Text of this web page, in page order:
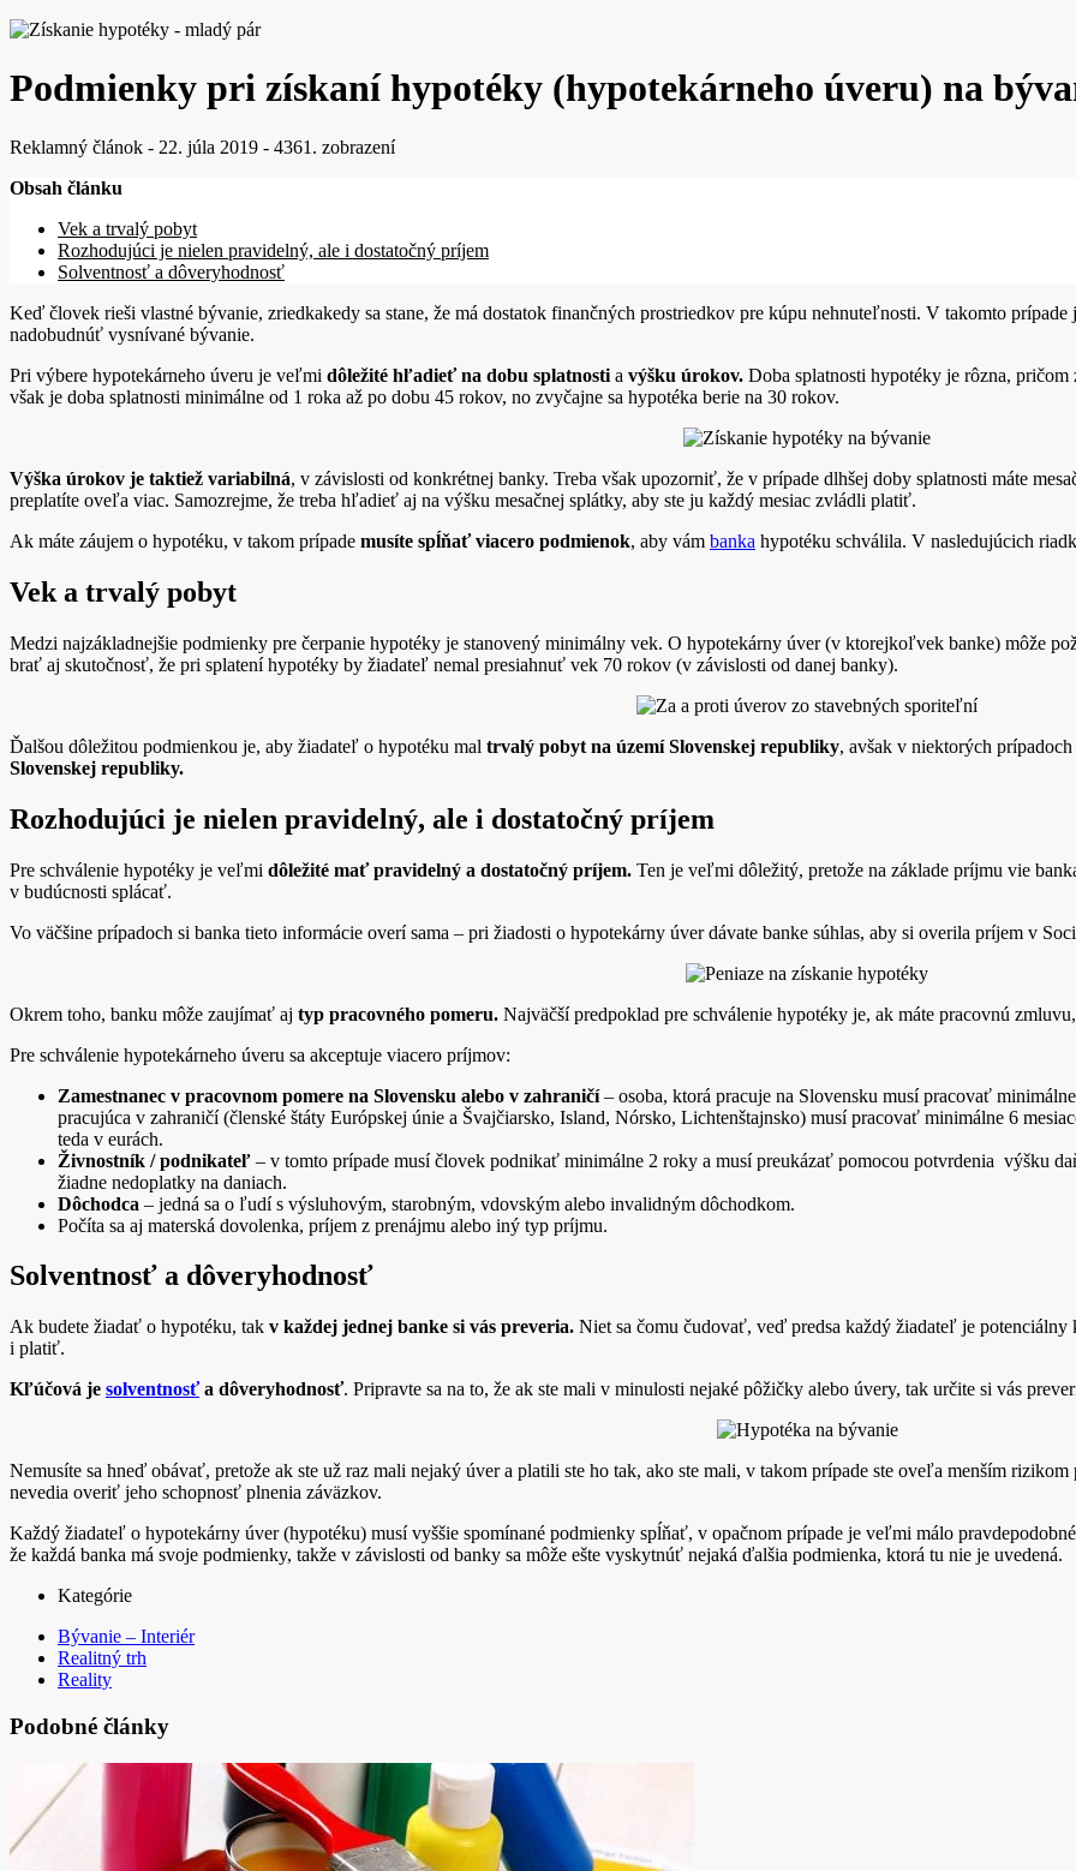
Podmienky pri získaní hypotéky (hypotekárneho úveru) na
Reklamný článok - 22. júla 2019 - 4361. zobrazení
Obsah článku
Vek a trvalý pobyt
Rozhodujúci je nielen pravidelný, ale i dostatočný príjem
Solventnosť a dôveryhodnosť
Keď človek rieši vlastné bývanie, zriedkakedy sa stane, že má dostatok finančných prostriedkov pre kúpu nehnuteľnosti. V takomto
nadobudnúť vysnívané bývanie.
Pri výbere hypotekárneho úveru je veľmi dôležité hľadieť na dobu splatnosti a výšku úrokov. Doba splatnosti hypotéky je rôzna,
však je doba splatnosti minimálne od 1 roka až po dobu 45 rokov, no zvyčajne sa hypotéka berie na 30 rokov.
Výška úrokov je taktiež variabilná, v závislosti od konkrétnej banky. Treba však upozorniť, že v prípade dlhšej doby splatnosti máte
preplatíte oveľa viac. Samozrejme, že treba hľadieť aj na výšku mesačnej splátky, aby ste ju každý mesiac zvládli platiť.
Ak máte záujem o hypotéku, v takom prípade musíte spĺňať viacero podmienok, aby vám banka hypotéku schválila. V nasledujúcich
Vek a trvalý pobyt
Medzi najzákladnejšie podmienky pre čerpanie hypotéky je stanovený minimálny vek. O hypotekárny úver (v ktorejkoľvek banke) môže
brať aj skutočnosť, že pri splatení hypotéky by žiadateľ nemal presiahnuť vek 70 rokov (v závislosti od danej banky).
Ďalšou dôležitou podmienkou je, aby žiadateľ o hypotéku mal trvalý pobyt na území Slovenskej republiky, avšak v niektorých
Slovenskej republiky.
Rozhodujúci je nielen pravidelný, ale i dostatočný príjem
Pre schválenie hypotéky je veľmi dôležité mať pravidelný a dostatočný príjem. Ten je veľmi dôležitý, pretože na základe príjmu vie
v budúcnosti splácať.
Vo väčšine prípadoch si banka tieto informácie overí sama – pri žiadosti o hypotekárny úver dávate banke súhlas, aby si overila príjem v
Okrem toho, banku môže zaujímať aj typ pracovného pomeru. Najväčší predpoklad pre schválenie hypotéky je, ak máte pracovnú
Pre schválenie hypotekárneho úveru sa akceptuje viacero príjmov:
Zamestnanec v pracovnom pomere na Slovensku alebo v zahraničí– osoba, ktorá pracuje na Slovensku musí pracovať
pracujúca v zahraničí (členské štáty Európskej únie a Švajčiarsko, Island, Nórsko, Lichtenštajnsko) musí pracovať minimálne 6
teda v eurách.
Živnostník / podnikateľ – v tomto prípade musí človek podnikať minimálne 2 roky a musí preukázať pomocou potvrdenia výšku
žiadne nedoplatky na daniach.
Dôchodca – jedná sa o ľudí s výsluhovým, starobným, vdovským alebo invalidným dôchodkom.
Počíta sa aj materská dovolenka, príjem z prenájmu alebo iný typ príjmu.
Solventnosť a dôveryhodnosť
Ak budete žiadať o hypotéku, tak v každej jednej banke si vás preveria. Niet sa čomu čudovať, veď predsa každý žiadateľ je
i platiť.
Kľúčová je solventnosťa dôveryhodnosť. Pripravte sa na to, že ak ste mali v minulosti nejaké pôžičky alebo úvery, tak určite si vás
Nemusíte sa hneď obávať, pretože ak ste už raz mali nejaký úver a platili ste ho tak, ako ste mali, v takom prípade ste oveľa menším
nevedia overiť jeho schopnosť plnenia záväzkov.
Každý žiadateľ o hypotekárny úver (hypotéku) musí vyššie spomínané podmienky spĺňať, v opačnom prípade je veľmi málo
že každá banka má svoje podmienky, takže v závislosti od banky sa môže ešte vyskytnúť nejaká ďalšia podmienka, ktorá tu nie je uvedená.
Kategórie
Bývanie – Interiér
Realitný trh
Reality
Podobné články